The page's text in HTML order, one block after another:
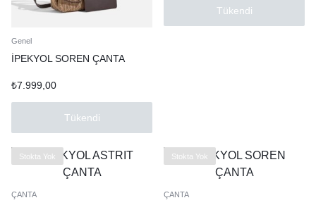
Genel
İPEKYOL SOREN ÇANTA
₺7.999,00
Tükendi
Tükendi
Stokta Yok
ÇANTA
Stokta Yok
ÇANTA